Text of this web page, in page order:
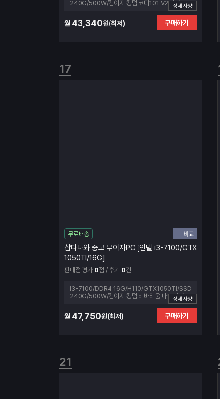
240G/500W/컴이지 킹덤 코디101 V2 (화이트)
상세사양
월 43,340원(최저) 구매하기
무료배송 비교
샵다나와 중고 무이자PC [인텔 i3-7100/GTX
1050TI/16G]
판매점 평가 0점 / 후기 0건
I3-7100/DDR4 16G/H110/GTX1050TI/SSD
240G/500W/컴이지 킹덤 비바리움 나노 (화이
상세사양
월 47,750원(최저) 구매하기